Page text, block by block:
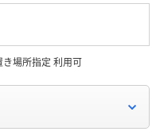
き場所指定 利用可